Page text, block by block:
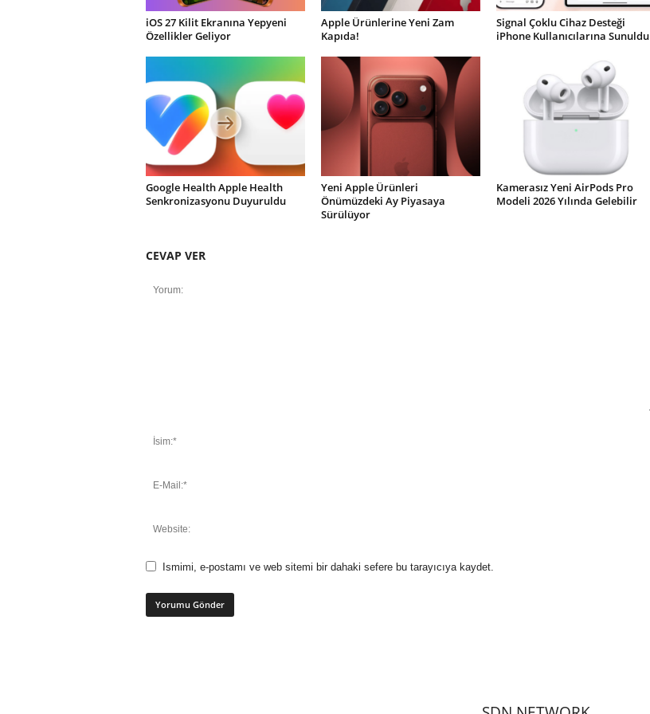
iOS 27 Kilit Ekranına Yepyeni
Özellikler Geliyor
Apple Ürünlerine Yeni Zam
Kapıda!
Signal Çoklu Cihaz Desteği
iPhone Kullanıcılarına Sunuldu
Google Health Apple Health
Senkronizasyonu Duyuruldu
Yeni Apple Ürünleri
Önümüzdeki Ay Piyasaya
Sürülüyor
Kamerasız Yeni AirPods Pro
Modeli 2026 Yılında Gelebilir
CEVAP VER
Ismimi, e-postamı ve web sitemi bir dahaki sefere bu tarayıcıya kaydet.